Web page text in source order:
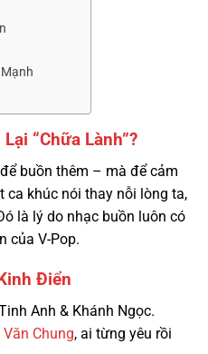
“Chữa Lành”?
buồn thêm – mà để cảm
ca khúc nói thay nỗi lòng ta,
là lý do nhạc buồn luôn có
của V-Pop.
Điển
Anh & Khánh Ngọc.
Chung, ai từng yêu rồi